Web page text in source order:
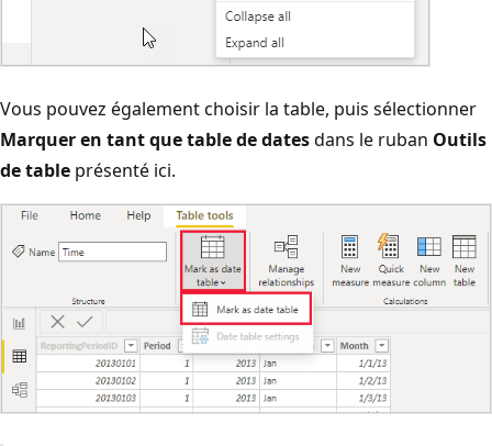
Vous pouvez également choisir la table, puis sélectionner
Marquer en tant que table de datesdans le ruban Outils
de table présenté ici.